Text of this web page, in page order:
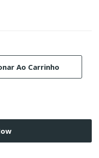
Ao Carrinho